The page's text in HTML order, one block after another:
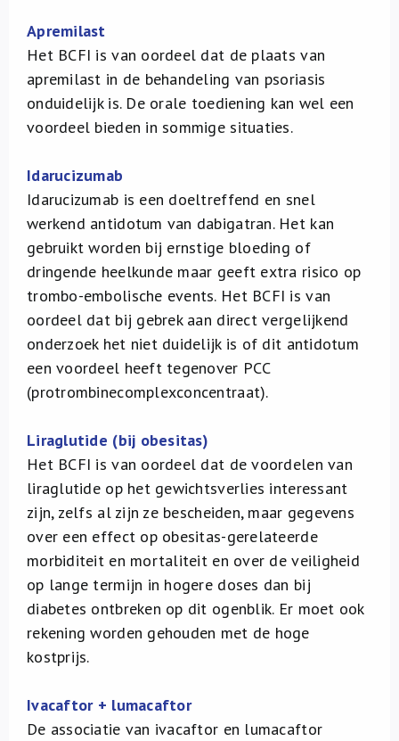
Apremilast
Het BCFI is van oordeel dat de plaats van
apremilast in de behandeling van psoriasis
onduidelijk is. De orale toediening kan wel een
voordeel bieden in sommige situaties.
Idarucizumab
Idarucizumab is een doeltreffend en snel
werkend antidotum van dabigatran. Het kan
gebruikt worden bij ernstige bloeding of
dringende heelkunde maar geeft extra risico op
trombo-embolische events. Het BCFI is van
oordeel dat bij gebrek aan direct vergelijkend
onderzoek het niet duidelijk is of dit antidotum
een voordeel heeft tegenover PCC
(protrombinecomplexconcentraat).
Liraglutide (bij obesitas)
Het BCFI is van oordeel dat de voordelen van
liraglutide op het gewichtsverlies interessant
zijn, zelfs al zijn ze bescheiden, maar gegevens
over een effect op obesitas-gerelateerde
morbiditeit en mortaliteit en over de veiligheid
op lange termijn in hogere doses dan bij
diabetes ontbreken op dit ogenblik. Er moet ook
rekening worden gehouden met de hoge
kostprijs.
Ivacaftor + lumacaftor
De associatie van ivacaftor en lumacaftor